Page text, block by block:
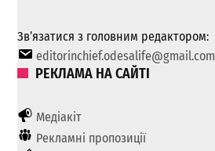
Зв’язатися з головним редактором:
editorinchief.odesalife@gmail.com
РЕКЛАМА НА САЙТІ
Медіакіт
Рекламні пропозиції